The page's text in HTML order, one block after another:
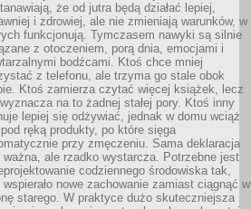
że od jutra będą działać lepiej,
i zdrowiej, ale nie zmieniają warunków, w
funkcjonują. Tymczasem nawyki są silnie
z otoczeniem, porą dnia, emocjami i
bodźcami. Ktoś chce mniej
z telefonu, ale trzyma go stale obok
Ktoś zamierza czytać więcej książek, lecz
na to żadnej stałej pory. Ktoś inny
lepiej się odżywiać, jednak w domu wciąż
ręką produkty, po które sięga
przy zmęczeniu. Sama deklaracja
ważna, ale rzadko wystarcza. Potrzebne jest
codziennego środowiska tak,
wspierało nowe zachowanie zamiast ciągnąć w
starego. W praktyce dużo skuteczniejsza